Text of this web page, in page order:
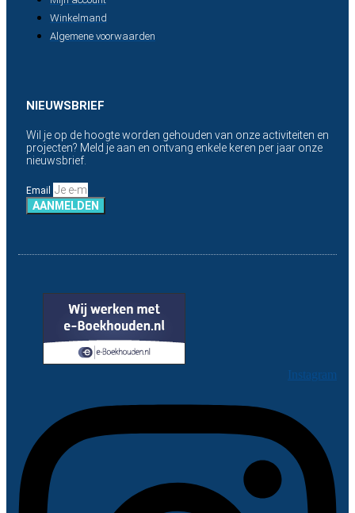
Winkelmand
Algemene voorwaarden
NIEUWSBRIEF
Wil je op de hoogte worden gehouden van onze activiteiten en
projecten? Meld je aan en ontvang enkele keren per jaar onze
nieuwsbrief.
Email
AANMELDEN
Instagram